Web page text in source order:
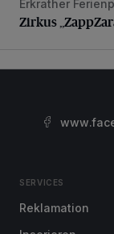
Zirkus
Erkrather
Zirkus
SERVICES
Reklamation